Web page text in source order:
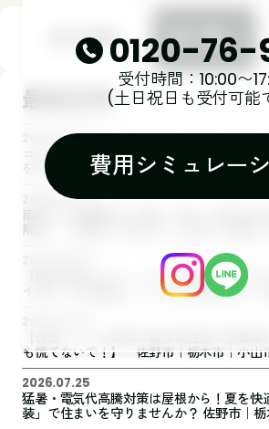
0120-76-
受付時間：10:00〜
(土日祝日も受付可能
費用シミュレー
前の記事 一覧へ
最新記事
2026.08.07
コウモリ対策は外壁塗装・屋根工事と一緒
を守るためにできること 佐野市｜栃木市
野木町｜足利市｜館林市｜創業1973年の屋
門店 キレイ家
2026.08.05
雨漏りは放置厳禁！原因・症状・修理方法
解説｜ 佐野市｜栃木市｜小山市｜板倉町
【屋根点検はドローンだけで本当に大丈夫
イ家が「目視調査」にこだわる理由とは
も慌てないで！】 佐野市｜栃木市｜小山
｜足利市｜館林市｜創業1973年の屋根外
キレイ家
2026.07.25
猛暑・電気代高騰対策は屋根から！夏を快
装」で住まいを守りませんか？ 佐野市｜栃木市｜小山市｜板倉